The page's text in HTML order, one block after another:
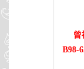
曾
B98-